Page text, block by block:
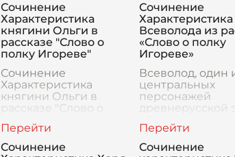
Сочинение
Характеристика
княгини Ольги в
рассказе "Слово о
полку Игореве"
Сочинение
Характеристика
княгини Ольги в
рассказе "Слово о
Княгиня Ольга, одна из
самых выдающихся
Сочинение
Характеристика
Всеволода из
«Слово о полку
Игореве»
Всеволод, один
центральных
персонажей
древнерусской
Игореве»,
перед нами
Сочинение
Сочинение